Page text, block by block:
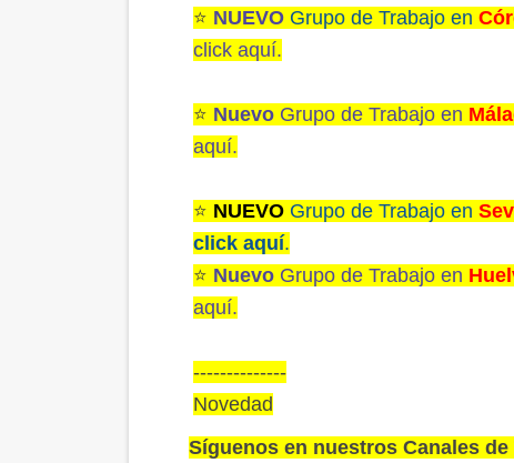
⭐️ NUEVO Grupo de Trabajo en
click aquí.
⭐️ NuevoGrupo de Trabajo en
aquí.
⭐️ NUEVO Grupo de Trabajo en
click aquí.
⭐️ NuevoGrupo de Trabajo en
aquí.
--------------
Novedad
Síguenos en nuestros Canales